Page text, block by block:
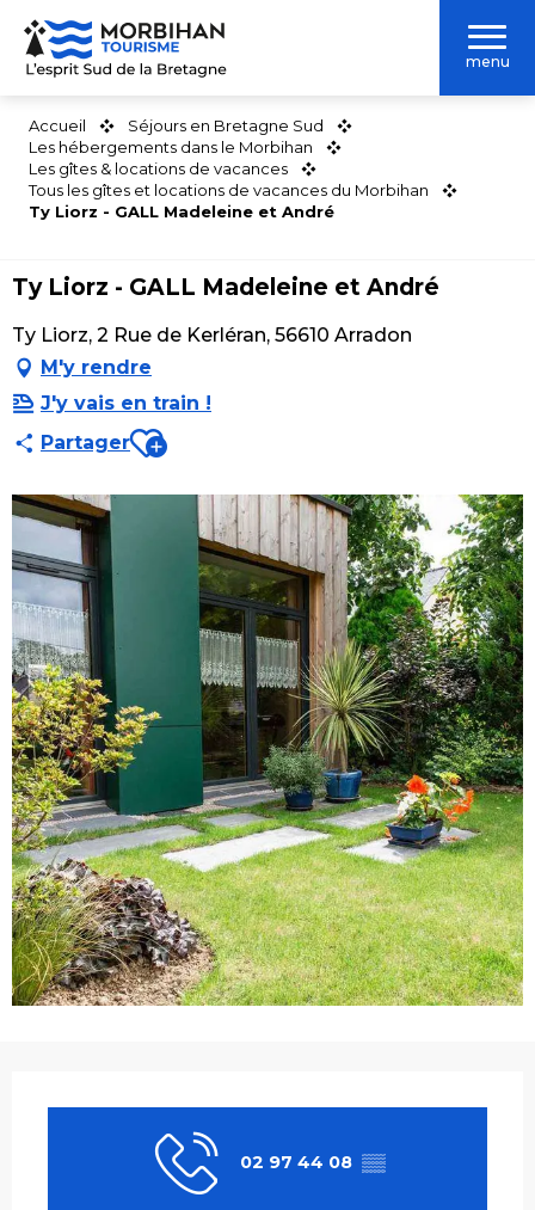
Aller
contenu
menu
Accueil
Séjours en Bretagne Sud
Les hébergements dans le Morbihan
Les gîtes & locations de vacances
Tous les gîtes et locations de vacances du Morbihan
Ty Liorz - GALL Madeleine et André
Ty Liorz - GALL Madeleine et André
Ty Liorz, 2 Rue de Kerléran, 56610 Arradon
M'y rendre
J'y vais en train !
PartagerAjouter aux favoris
02 97 44 08 ▒▒